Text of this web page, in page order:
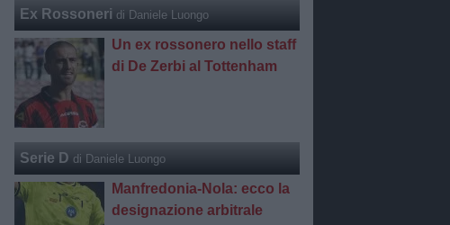
Ex Rossoneri di Daniele Luongo
Un ex rossonero nello staff
di De Zerbi al Tottenham
Serie D di Daniele Luongo
Manfredonia-Nola: ecco la
designazione arbitrale